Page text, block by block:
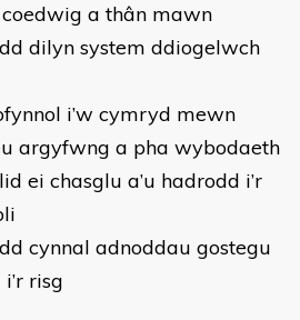
a thân mawn
dilyn system ddiogelwch
i’w cymryd mewn
argyfwng a pha wybodaeth
ei chasglu a’u hadrodd i’r
cynnal adnoddau gostegu
risg